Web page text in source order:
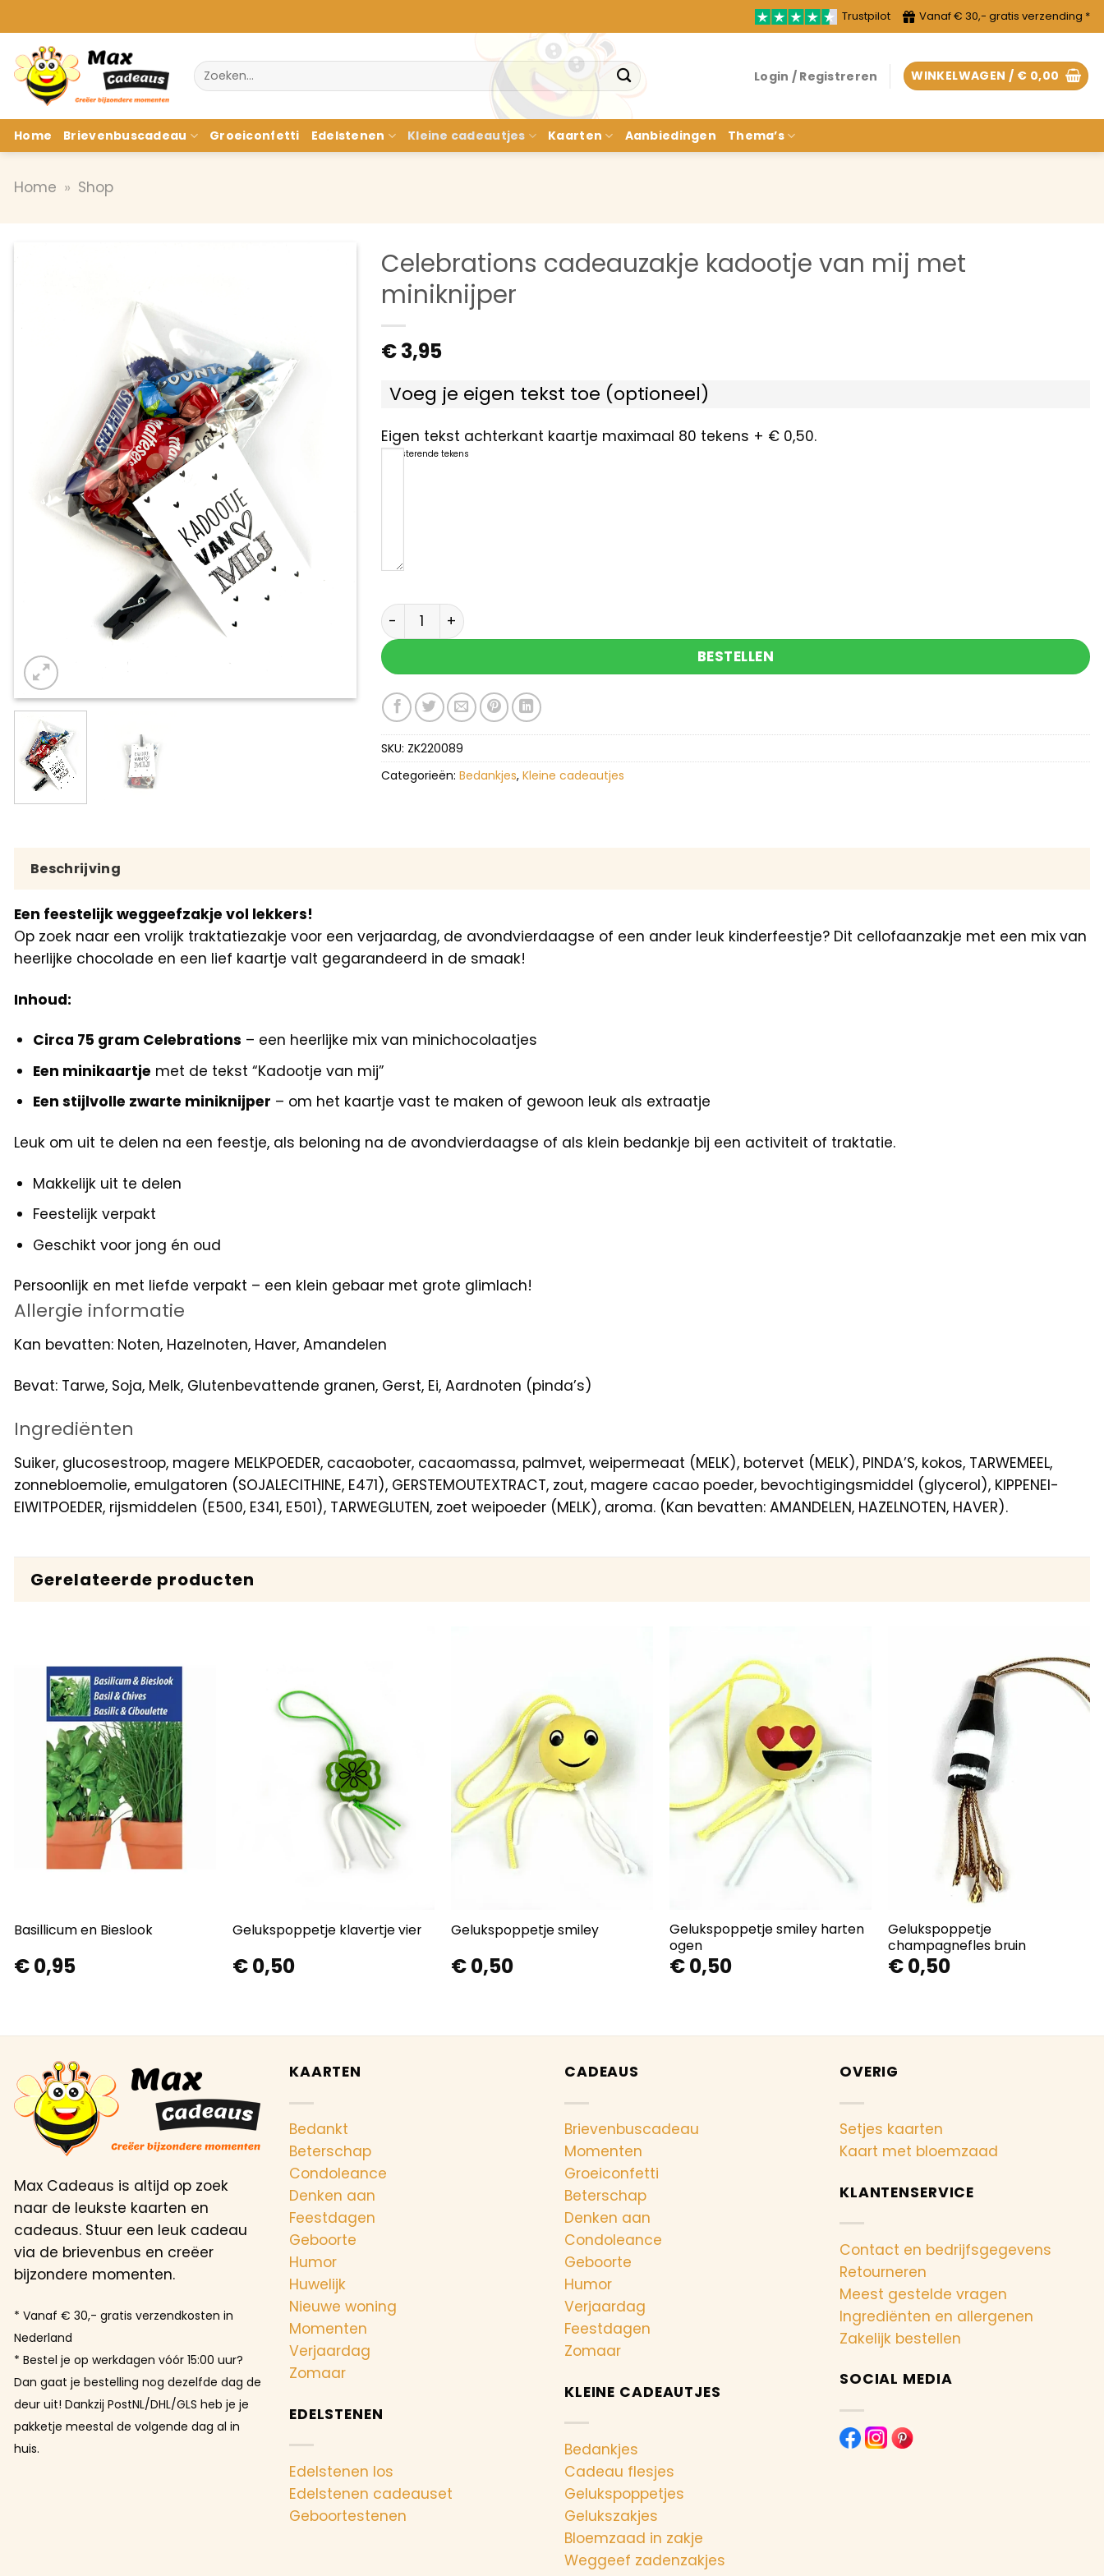
naar
inhoud
Trustpilot Vanaf € 30,- gratis verzending *
Zoeken
naar:
Login / Registreren WINKELWAGEN / € 0,00
Home Brievenbuscadeau Groeiconfetti Edelstenen Kleine cadeautjes Kaarten Aanbiedingen Thema’s
Home » Shop
Celebrations cadeauzakje kadootje van mij met
miniknijper
€3,95
Voeg je eigen tekst toe (optioneel)
Eigen tekst achterkant kaartje maximaal 80 tekens + € 0,50.
resterende tekens
Celebrations cadeauzakje kadootje van mij met miniknijper aantal
BESTELLEN
SKU: ZK220089
Categorieën: Bedankjes, Kleine cadeautjes
Beschrijving
Een feestelijk weggeefzakje vol lekkers!
Op zoek naar een vrolijk traktatiezakje voor een verjaardag, de avondvierdaagse of een ander leuk kinderfeestje? Dit cellofaanzakje met een mix van
heerlijke chocolade en een lief kaartje valt gegarandeerd in de smaak!
Inhoud:
Circa 75 gram Celebrations – een heerlijke mix van minichocolaatjes
Een minikaartje met de tekst “Kadootje van mij”
Een stijlvolle zwarte miniknijper – om het kaartje vast te maken of gewoon leuk als extraatje
Leuk om uit te delen na een feestje, als beloning na de avondvierdaagse of als klein bedankje bij een activiteit of traktatie.
Makkelijk uit te delen
Feestelijk verpakt
Geschikt voor jong én oud
Persoonlijk en met liefde verpakt – een klein gebaar met grote glimlach!
Allergie informatie
Kan bevatten: Noten, Hazelnoten, Haver, Amandelen
Bevat: Tarwe, Soja, Melk, Glutenbevattende granen, Gerst, Ei, Aardnoten (pinda’s)
Ingrediënten
Suiker, glucosestroop, magere MELKPOEDER, cacaoboter, cacaomassa, palmvet, weipermeaat (MELK), botervet (MELK), PINDA’S, kokos, TARWEMEEL,
zonnebloemolie, emulgatoren (SOJALECITHINE, E471), GERSTEMOUTEXTRACT, zout, magere cacao poeder, bevochtigingsmiddel (glycerol), KIPPENEI-
EIWITPOEDER, rijsmiddelen (E500, E341, E501), TARWEGLUTEN, zoet weipoeder (MELK), aroma. (Kan bevatten: AMANDELEN, HAZELNOTEN, HAVER).
Gerelateerde producten
Basillicum en Bieslook
€0,95
Gelukspoppetje klavertje vier
€0,50
Gelukspoppetje smiley
€0,50
Gelukspoppetje smiley harten
ogen
€0,50
Gelukspoppetje
champagnefles bruin
€0,50
Max Cadeaus is altijd op zoek
naar de leukste kaarten en
cadeaus. Stuur een leuk cadeau
via de brievenbus en creëer
bijzondere momenten.
* Vanaf € 30,- gratis verzendkosten in
Nederland
* Bestel je op werkdagen vóór 15:00 uur?
Dan gaat je bestelling nog dezelfde dag de
deur uit! Dankzij PostNL/DHL/GLS heb je je
pakketje meestal de volgende dag al in
huis.
KAARTEN
Bedankt
Beterschap
Condoleance
Denken aan
Feestdagen
Geboorte
Humor
Huwelijk
Nieuwe woning
Momenten
Verjaardag
Zomaar
EDELSTENEN
Edelstenen los
Edelstenen cadeauset
Geboortestenen
CADEAUS
Brievenbuscadeau
Momenten
Groeiconfetti
Beterschap
Denken aan
Condoleance
Geboorte
Humor
Verjaardag
Feestdagen
Zomaar
KLEINE CADEAUTJES
Bedankjes
Cadeau flesjes
Gelukspoppetjes
Gelukszakjes
Bloemzaad in zakje
Weggeef zadenzakjes
OVERIG
Setjes kaarten
Kaart met bloemzaad
KLANTENSERVICE
Contact en bedrijfsgegevens
Retourneren
Meest gestelde vragen
Ingrediënten en allergenen
Zakelijk bestellen
SOCIAL MEDIA